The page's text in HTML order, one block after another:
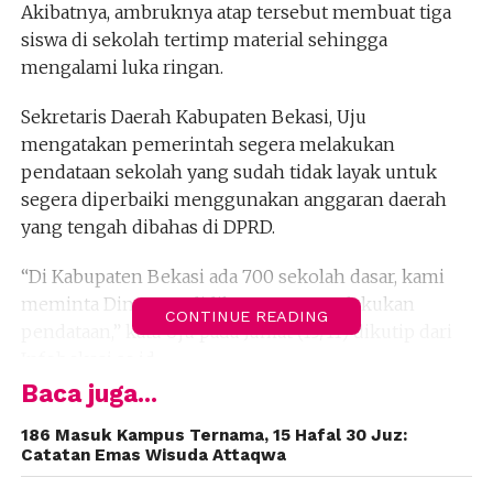
Akibatnya, ambruknya atap tersebut membuat tiga
siswa di sekolah tertimp material sehingga
mengalami luka ringan.
Sekretaris Daerah Kabupaten Bekasi, Uju
mengatakan pemerintah segera melakukan
pendataan sekolah yang sudah tidak layak untuk
segera diperbaiki menggunakan anggaran daerah
yang tengah dibahas di DPRD.
“Di Kabupaten Bekasi ada 700 sekolah dasar, kami
meminta Dinas Pendidikan segera melakukan
pendataan,” kata Uju pada Jumat (15/11) dikutip dari
Menurut dia, kondisi SDN Sukadami 02 memang
sudah tidak layak dan perlu dilakukan relokasi
bangunan. Pemerintah, kata dia, telah menyiapkan
CONTINUE READING
Baca juga...
186 Masuk Kampus Ternama, 15 Hafal 30 Juz:
Catatan Emas Wisuda Attaqwa